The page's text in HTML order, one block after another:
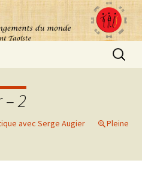
2
avec Serge Augier
Pleine